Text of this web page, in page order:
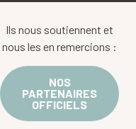
Ils nous soutiennent et
nous les en remercions :
NOS
PARTENAIRES
OFFICIELS